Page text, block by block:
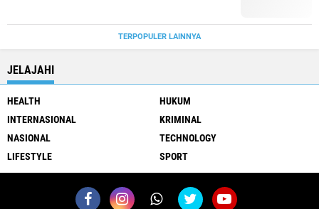
TERPOPULER LAINNYA
JELAJAHI
HEALTH
HUKUM
INTERNASIONAL
KRIMINAL
NASIONAL
TECHNOLOGY
LIFESTYLE
SPORT